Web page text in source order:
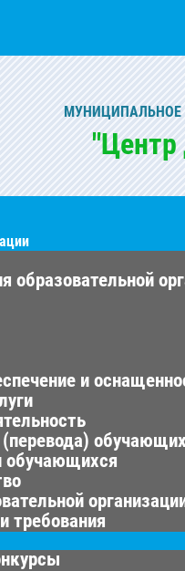
МУНИЦИПАЛЬНОЕ
"Центр
образовательной
и
обучающихся
требования